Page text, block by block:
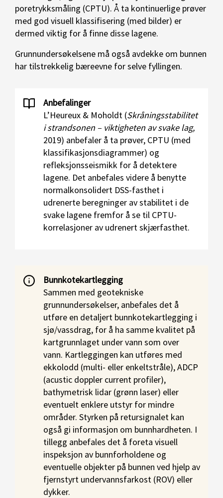
poretrykksmåling (CPTU). Å ta kontinuerlige prøver
med god visuell klassifisering (med bilder) er
dermed viktig for å finne disse lagene.
Grunnundersøkelsene må også avdekke om bunnen
har tilstrekkelig bæreevne for selve fyllingen.
Anbefalinger
L’Heureux & Moholdt (Skråningsstabilitet
i strandsonen – viktigheten av svake lag,
2019) anbefaler å ta prøver, CPTU (med
klassifikasjonsdiagrammer) og
refleksjonsseismikk for å detektere
lagene. Det anbefales videre å benytte
normalkonsolidert DSS-fasthet i
udrenerte beregninger av stabilitet i de
svake lagene fremfor å se til CPTU-
korrelasjoner av udrenert skjærfasthet.
Bunnkotekartlegging
Sammen med geotekniske
grunnundersøkelser, anbefales det å
utføre en detaljert bunnkotekartlegging i
sjø/vassdrag, for å ha samme kvalitet på
kartgrunnlaget under vann som over
vann. Kartleggingen kan utføres med
ekkolodd (multi- eller enkeltstråle), ADCP
(acustic doppler current profiler),
bathymetrisk lidar (grønn laser) eller
eventuelt enklere utstyr for mindre
områder. Styrken på retursignalet kan
også gi informasjon om bunnhardheten. I
tillegg anbefales det å foreta visuell
inspeksjon av bunnforholdene og
eventuelle objekter på bunnen ved hjelp av
fjernstyrt undervannsfarkost (ROV) eller
dykker.